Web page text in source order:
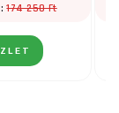
174 250 Ft